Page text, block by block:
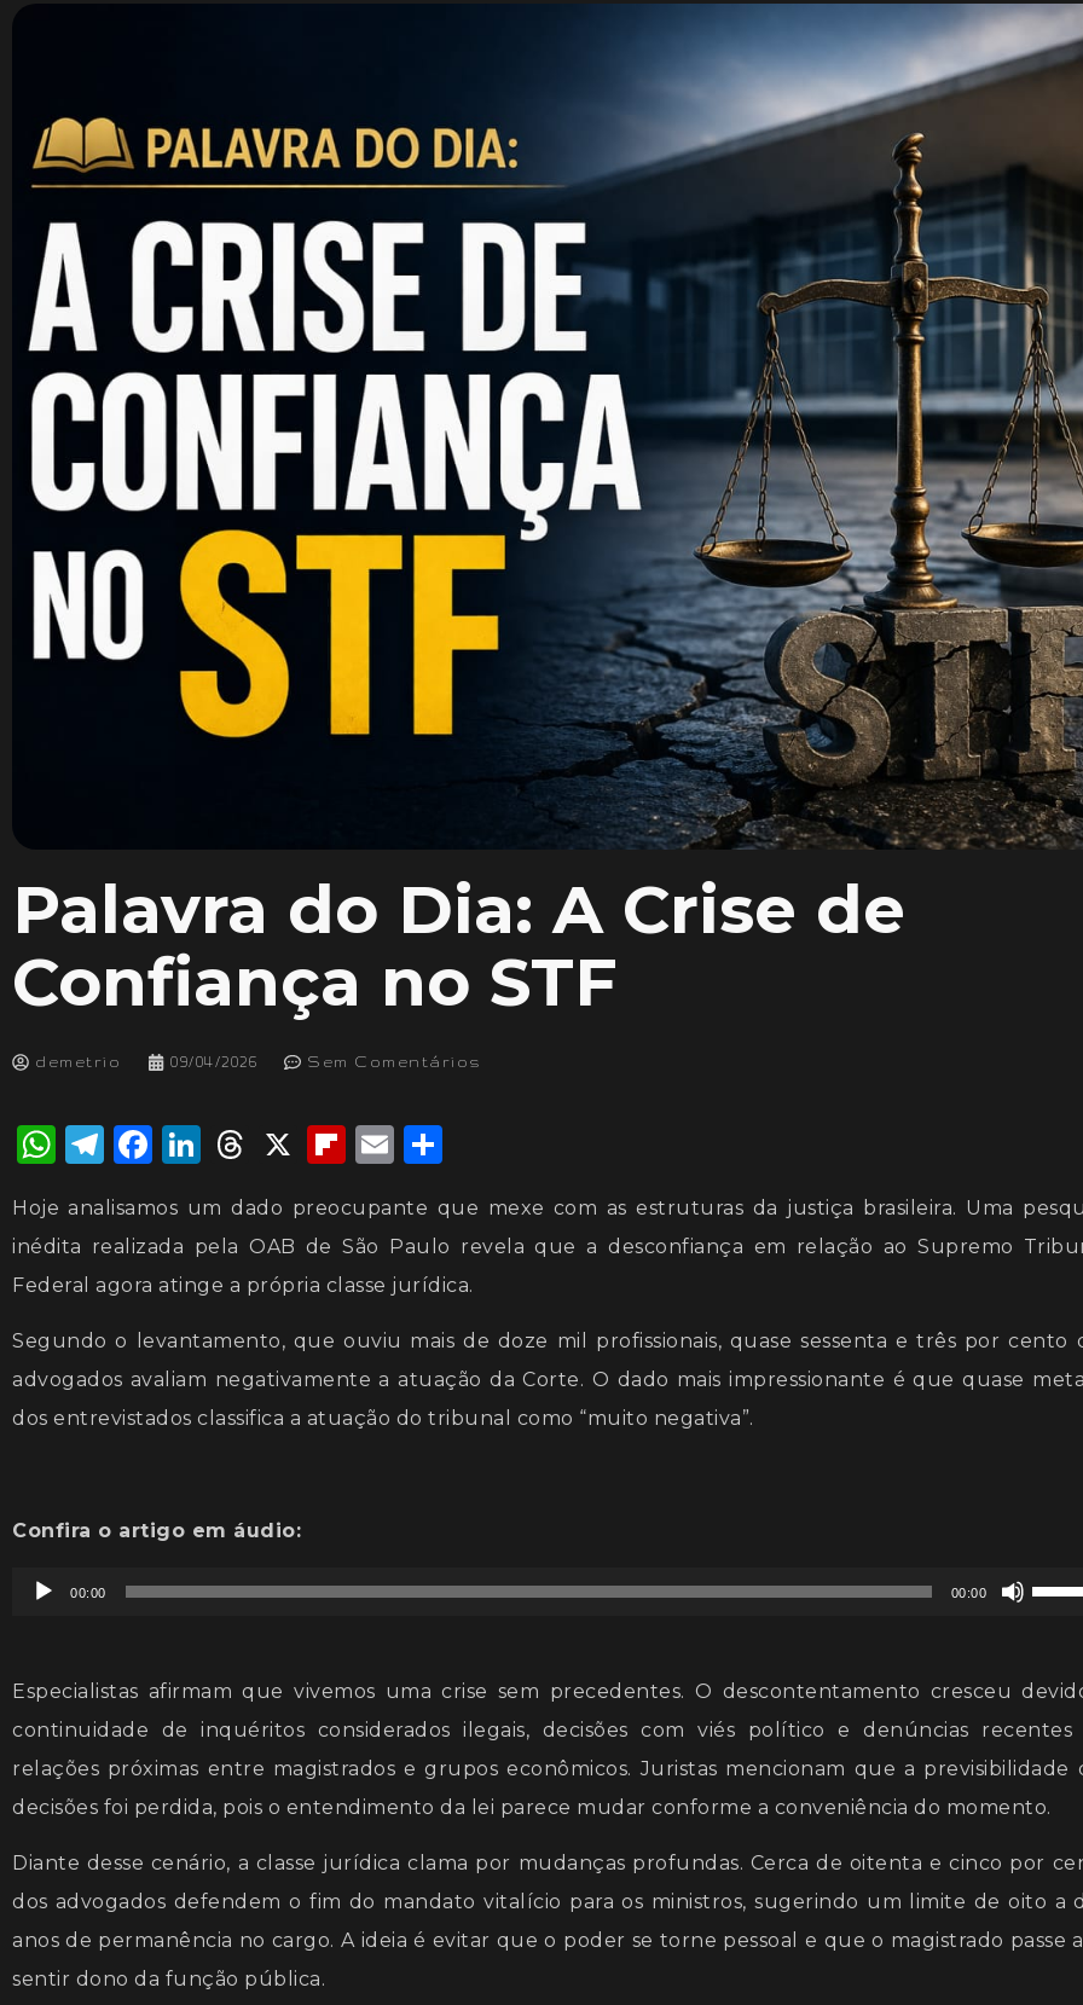
Palavra do Dia: A Crise de
Confiança no STF
demetrio 09/04/2026 Sem Comentários
WhatsApp
Telegram
Facebook
LinkedIn
Threads
X Flipboard
Email
Hoje analisamos um dado preocupante que mexe com as estruturas da justiça brasileira. Uma
inédita realizada pela OAB de São Paulo revela que a desconfiança em relação ao Supremo
Federal agora atinge a própria classe jurídica.
Segundo o levantamento, que ouviu mais de doze mil profissionais, quase sessenta e três por cento
advogados avaliam negativamente a atuação da Corte. O dado mais impressionante é que quase
dos entrevistados classifica a atuação do tribunal como “muito negativa”.
Confira o artigo em áudio:
Tocador
00:00 00:00
Use
para
cima
ou
para
baixo
para
Especialistas afirmam que vivemos uma crise sem precedentes. O descontentamento cresceu
continuidade de inquéritos considerados ilegais, decisões com viés político e denúncias recentes
relações próximas entre magistrados e grupos econômicos. Juristas mencionam que a previsibilidade
decisões foi perdida, pois o entendimento da lei parece mudar conforme a conveniência do momento.
Diante desse cenário, a classe jurídica clama por mudanças profundas. Cerca de oitenta e cinco por
dos advogados defendem o fim do mandato vitalício para os ministros, sugerindo um limite de oito a
anos de permanência no cargo. A ideia é evitar que o poder se torne pessoal e que o magistrado passe
sentir dono da função pública.